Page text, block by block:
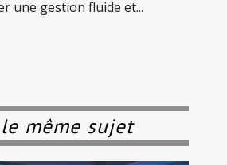
une gestion fluide et...
même sujet